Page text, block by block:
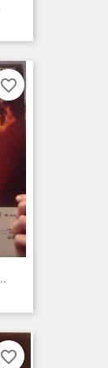
favorite_border
favorite_border